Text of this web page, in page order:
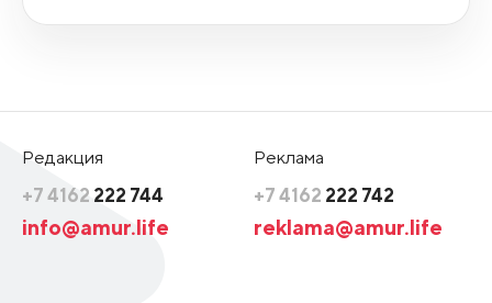
Редакция
+7 4162 222 744
info@amur.life
Реклама
+7 4162 222 742
reklama@amur.life